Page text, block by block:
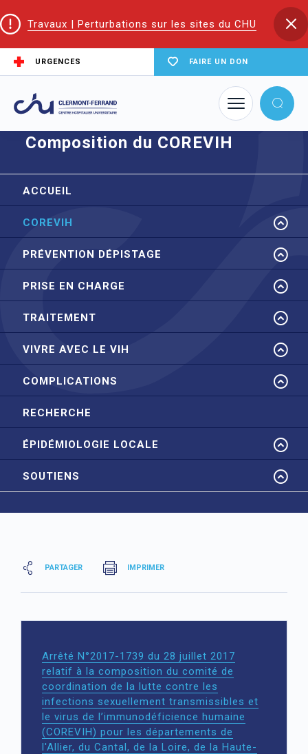
Travaux | Perturbations sur les sites du CHU
URGENCES FAIRE UN DON
Accueil Composition du COREVIH
Composition du COREVIH
ACCUEIL
COREVIH
PRÉVENTION DÉPISTAGE
PRISE EN CHARGE
TRAITEMENT
VIVRE AVEC LE VIH
COMPLICATIONS
RECHERCHE
ÉPIDÉMIOLOGIE LOCALE
SOUTIENS
PARTAGER IMPRIMER
Arrêté N°2017-1739 du 28 juillet 2017
relatif à la composition du comité de
coordination de la lutte contre les
infections sexuellement transmissibles et
le virus de l’immunodéficience humaine
(COREVIH) pour les départements de
l'Allier, du Cantal, de la Loire, de la Haute-